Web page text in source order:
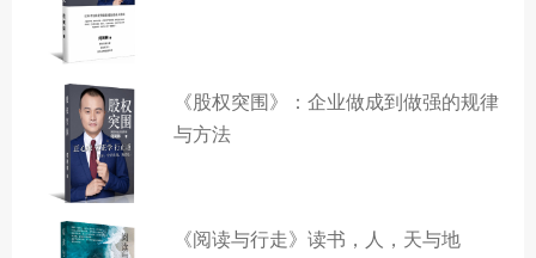
《股权突围》：企业做成到做强的规律
与方法
《阅读与行走》读书，人，天与地